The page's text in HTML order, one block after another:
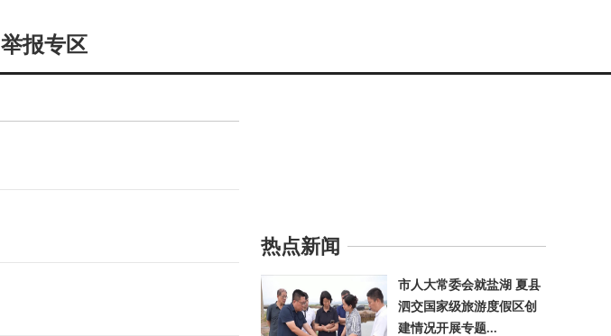
举报专区
热点新闻
市人大常委会就盐湖 夏县
泗交国家级旅游度假区创
建情况开展专题...